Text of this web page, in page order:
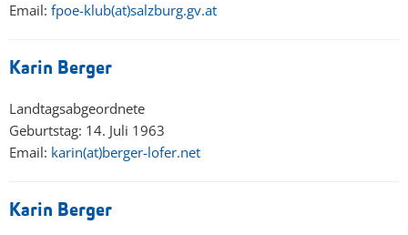
Email: fpoe-klub(at)salzburg.gv.at
Karin Berger
Landtagsabgeordnete
Geburtstag: 14. Juli 1963
Email: karin(at)berger-lofer.net
Karin Berger